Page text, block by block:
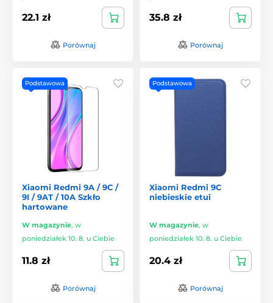
22.1 zł
Porównaj
35.8 zł
Porównaj
Podstawowa
Xiaomi Redmi 9A / 9C /
9I / 9AT / 10A Szkło
hartowane
W magazynie, w
poniedziałek 10. 8. u Ciebie
11.8 zł
Porównaj
Podstawowa
Xiaomi Redmi 9C
niebieskie etui
W magazynie, w
poniedziałek 10. 8. u Ciebie
20.4 zł
Porównaj